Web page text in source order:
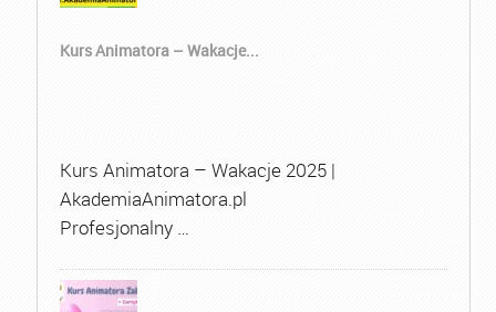
Kurs Animatora – Wakacje...
Kurs Animatora – Wakacje 2025 |
AkademiaAnimatora.pl
Profesjonalny …